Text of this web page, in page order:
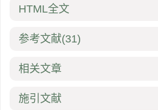
HTML全文
参考文献(31)
相关文章
施引文献